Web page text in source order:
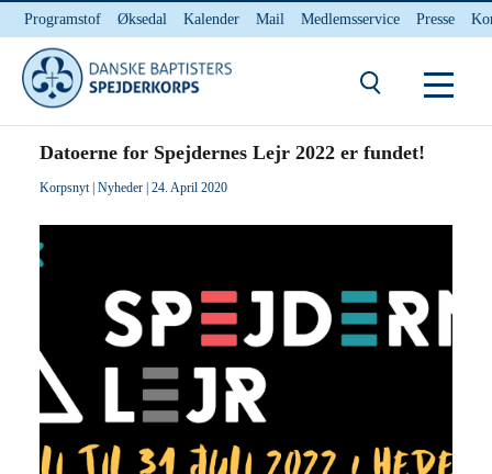
Programstof Øksedal Kalender Mail Medlemsservice Presse
INTERNnet
Du er her:
Datoerne for Spejdernes Lejr 2022 er fundet!
Korpsnyt| Nyheder| 24. April 2020